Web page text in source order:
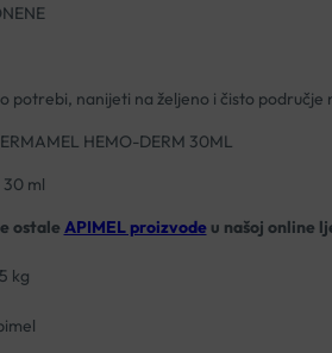
potrebi, nanijeti na željeno i čisto područje
HEMO-DERM 30ML
ml
ostale APIMEL proizvodeu našoj online
kg